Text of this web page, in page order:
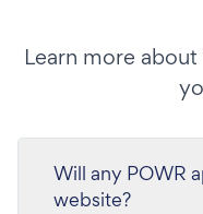
Learn more
Will any POWR
website?